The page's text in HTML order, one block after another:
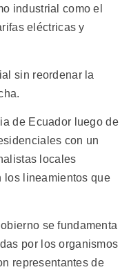
industrial como el
eléctricas y
sin reordenar la
de Ecuador luego de
con un
locales
los lineamientos que
se fundamenta
por los organismos
representantes de